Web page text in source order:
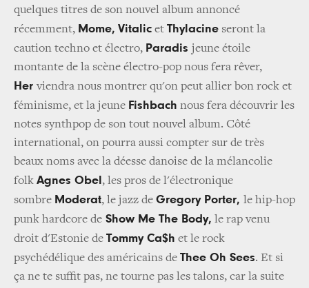
quelques titres de son nouvel album annoncé
récemment, Mome, Vitalic et Thylacine seront la
caution techno et électro, Paradis jeune étoile
montante de la scène électro-pop nous fera rêver,
Herviendra nous montrer qu'on peut allier bon rock et
féminisme, et la jeune Fishbach nous fera découvrir les
notes synthpop de son tout nouvel album. Côté
international, on pourra aussi compter sur de très
beaux noms avec la déesse danoise de la mélancolie
folk Agnes Obel , les pros de l'électronique
sombre Moderat, le jazz de Gregory Porter, le hip-hop
punk hardcore de Show Me The Body, le rap venu
droit d'Estonie de Tommy Ca$h et le rock
psychédélique des américains de Thee Oh Sees. Et si
ça ne te suffit pas, ne tourne pas les talons, car la suite